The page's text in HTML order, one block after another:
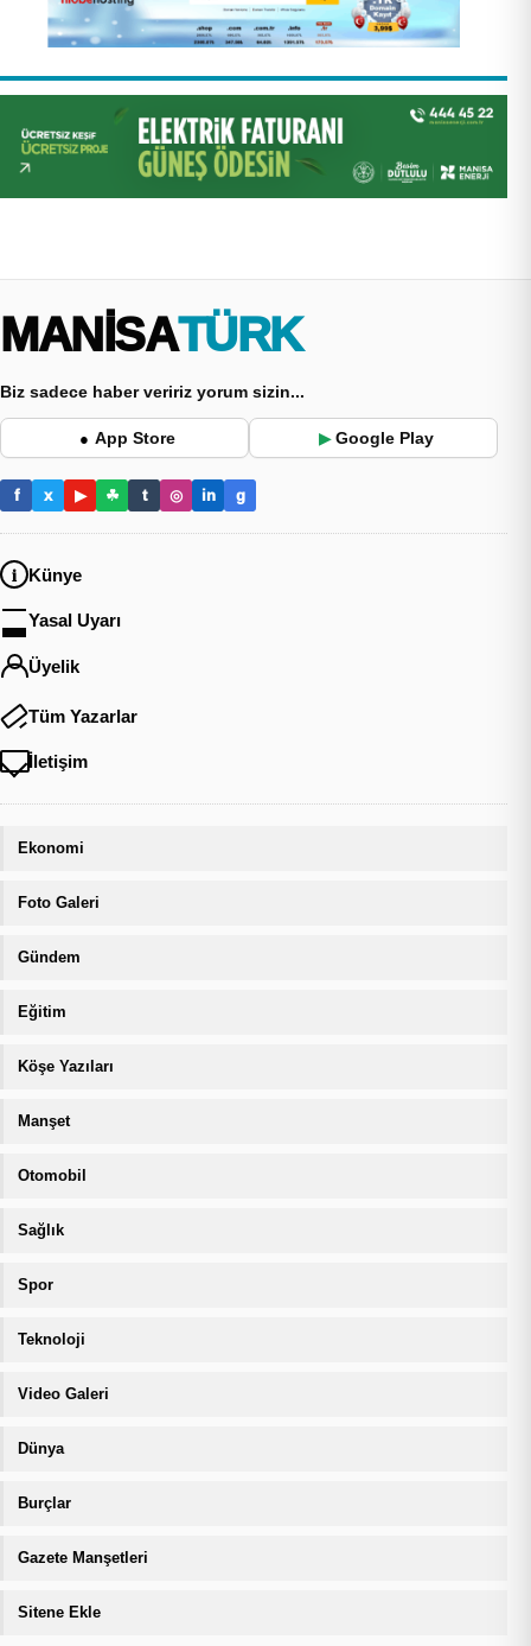
MANİSA TÜRK
Biz sadece haber veririz yorum sizin...
● App Store ▶ Google Play
f x ▶ ☘ t ◎ in g
Künye
Yasal Uyarı
Üyelik
Tüm Yazarlar
İletişim
Ekonomi
Foto Galeri
Gündem
Eğitim
Köşe Yazıları
Manşet
Otomobil
Sağlık
Spor
Teknoloji
Video Galeri
Dünya
Burçlar
Gazete Manşetleri
Sitene Ekle